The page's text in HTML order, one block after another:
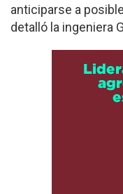
anticiparse a
detalló la ingeniera